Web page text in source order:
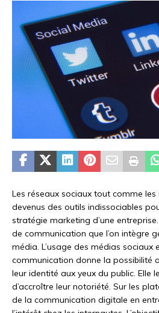
Les réseaux sociaux tout comme
devenus des outils indissociables
stratégie marketing d’une
de communication que l’on intègre
média. L’usage des médias sociaux
communication donne la possibilité
leur identité aux yeux du public. Elle
d’accroître leur notoriété. Sur les
de la communication digitale en